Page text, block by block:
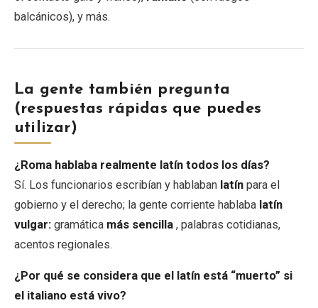
balcánicos), y más.
La gente también pregunta
(respuestas rápidas que puedes
utilizar)
¿Roma hablaba realmente latín todos los días?
Sí. Los funcionarios escribían y hablaban latín para el
gobierno y el derecho; la gente corriente hablaba latín
vulgar: gramática más sencilla , palabras cotidianas,
acentos regionales.
¿Por qué se considera que el latín está “muerto” si
el italiano está vivo?